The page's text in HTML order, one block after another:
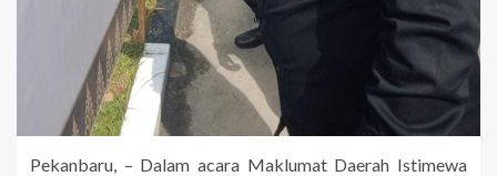
Pekanbaru, – Dalam acara Maklumat Daerah Istimewa